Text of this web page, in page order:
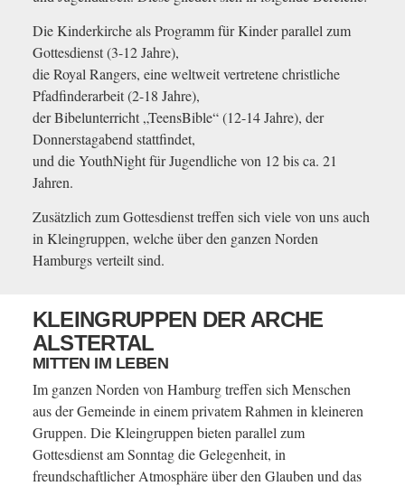
Die Kinderkirche als Programm für Kinder parallel zum
Gottesdienst (3-12 Jahre),
die Royal Rangers, eine weltweit vertretene christliche
Pfadfinderarbeit (2-18 Jahre),
der Bibelunterricht „TeensBible“ (12-14 Jahre), der
Donnerstagabend stattfindet,
und die YouthNight für Jugendliche von 12 bis ca. 21
Jahren.
Zusätzlich zum Gottesdienst treffen sich viele von uns auch
in Kleingruppen, welche über den ganzen Norden
Hamburgs verteilt sind.
KLEINGRUPPEN DER ARCHE
ALSTERTAL
MITTEN IM LEBEN
Im ganzen Norden von Hamburg treffen sich Menschen
aus der Gemeinde in einem privatem Rahmen in kleineren
Gruppen. Die Kleingruppen bieten parallel zum
Gottesdienst am Sonntag die Gelegenheit, in
freundschaftlicher Atmosphäre über den Glauben und das